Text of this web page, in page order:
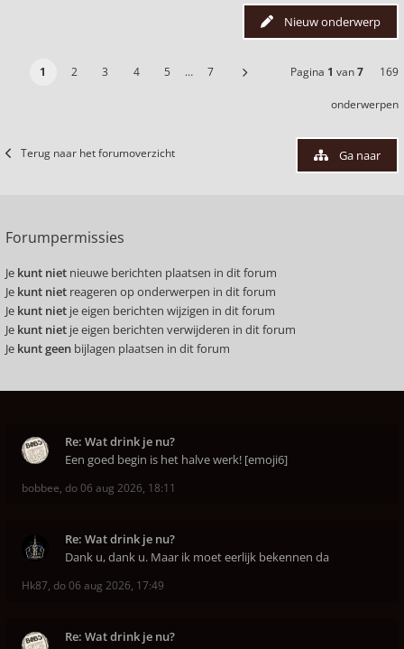
Nieuw onderwerp
1 2 3 4 5 … 7 Pagina 1 van7 169
onderwerpen
Terug naar het forumoverzicht Ga naar
Forumpermissies
Je kunt niet nieuwe berichten plaatsen in dit forum
Je kunt niet reageren op onderwerpen in dit forum
Je kunt niet je eigen berichten wijzigen in dit forum
Je kunt niet je eigen berichten verwijderen in dit forum
Je kunt geen bijlagen plaatsen in dit forum
Re: Wat drink je nu?
Een goed begin is het halve werk! [emoji6]
bobbee, do 06 aug 2026, 18:11
Re: Wat drink je nu?
Dank u, dank u. Maar ik moet eerlijk bekennen da
Hk87, do 06 aug 2026, 17:49
Re: Wat drink je nu?